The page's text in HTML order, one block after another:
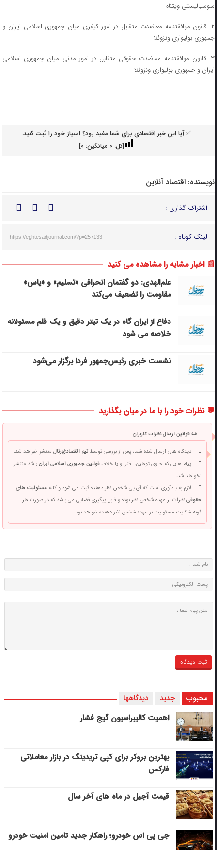
سوسیالیستی ویتنام
۲- قانون موافقتنامه معاضدت متقابل در امور کیفری میان جمهوری اسلامی ایران و
جمهوری بولیواری ونزوئلا
۳- قانون موافقتنامه معاضدت حقوقی متقابل در امور مدنی میان جمهوری اسلامی
ایران و جمهوری بولیواری ونزوئلا
✅ آیا این خبر اقتصادی برای شما مفید بود؟ امتیاز خود را ثبت کنید.
[کل: 0میانگین: 0
]
نویسنده: اقتصاد آنلاین
اشتراک گذاری :
لینک کوتاه : https://eghtesadjournal.com/?p=257133
📰 اخبار مشابه را مشاهده می کنید
علم‌الهدی: دو گفتمان انحرافی «تسلیم» و «یاس»
مقاومت را تضعیف می‌کند
دفاع از ایران گاه در یک تیتر دقیق و یک قلم مسئولانه
خلاصه می شود
نشست خبری رئیس‌جمهور فردا برگزار می‌شود
💬 نظرات خود را با ما در میان بگذارید
📜 قوانین ارسال نظرات کاربران
دیدگاه های ارسال شده شما، پس از بررسی توسطتیم اقتصادژورنالمنتشر خواهد شد.
پیام هایی که حاوی توهین، افترا و یا خلافقوانین جمهوری اسلامی ایرانباشد منتشر
نخواهد شد.
لازم به یادآوری است که آی پی شخص نظر دهنده ثبت می شود و کلیهمسئولیت های
حقوقینظرات بر عهده شخص نظر بوده و قابل پیگیری قضایی می باشد که در صورت هر
گونه شکایت مسئولیت بر عهده شخص نظر دهنده خواهد بود.
محبوب جدید دیدگاهها
اهمیت کالیبراسیون گیج فشار
بهترین بروکر برای کپی‌ تریدینگ در بازار معاملاتی
فارکس
قیمت آجیل در ماه های آخر سال
جی پی اس خودرو؛ راهکار جدید تامین امنیت خودرو